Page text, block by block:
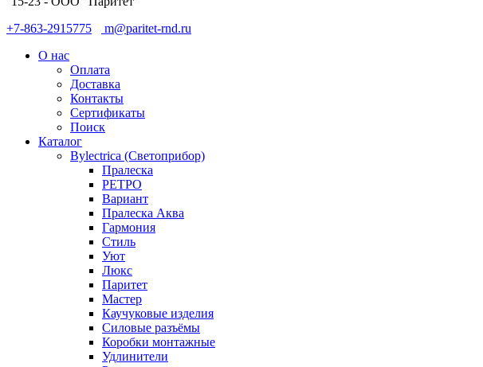
+7-863-2915775
m@paritet-rnd.ru
О нас
Оплата
Доставка
Контакты
Сертификаты
Поиск
Каталог
Bylectrica (Светоприбор)
Пралеска
РЕТРО
Вариант
Пралеска Аква
Гармония
Стиль
Уют
Люкс
Паритет
Мастер
Каучуковые изделия
Силовые разъёмы
Коробки монтажные
Удлинители